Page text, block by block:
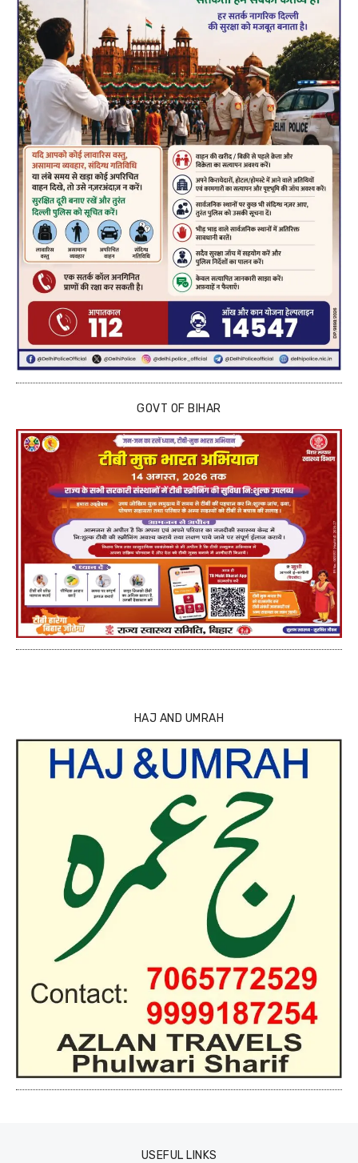
GOVT OF BIHAR
HAJ AND UMRAH
USEFUL LINKS